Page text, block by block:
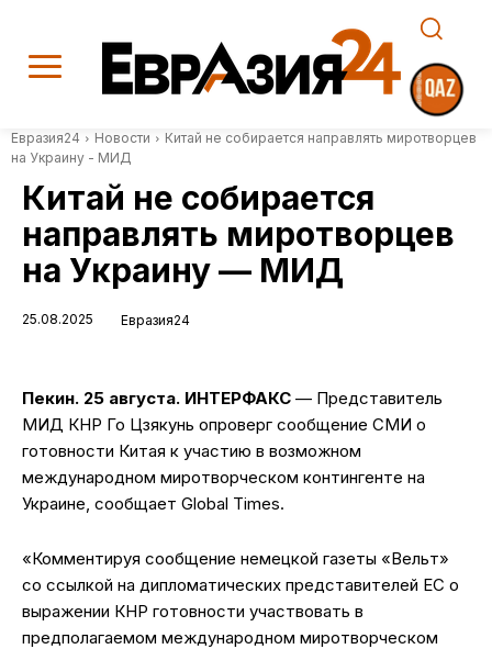
Евразия24 Новости
Китай не собирается направлять миротворцев
на Украину - МИД
Китай не собирается
направлять миротворцев
на Украину — МИД
25.08.2025 Евразия24
Пекин. 25 августа. ИНТЕРФАКС — Представитель
МИД КНР Го Цзякунь опроверг сообщение СМИ о
готовности Китая к участию в возможном
международном миротворческом контингенте на
Украине, сообщает Global Times.
«Комментируя сообщение немецкой газеты «Вельт»
со ссылкой на дипломатических представителей ЕС о
выражении КНР готовности участвовать в
предполагаемом международном миротворческом